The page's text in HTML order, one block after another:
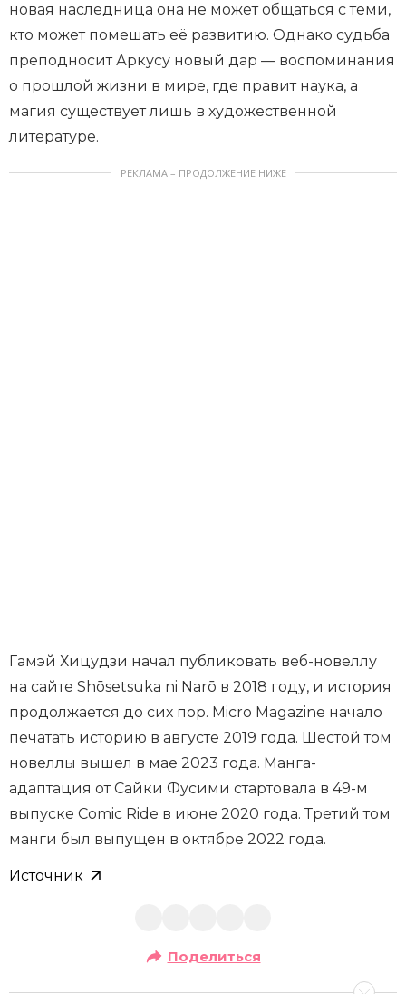
новая наследница она не может общаться с теми,
кто может помешать её развитию. Однако судьба
преподносит Аркусу новый дар — воспоминания
о прошлой жизни в мире, где правит наука, а
магия существует лишь в художественной
литературе.
РЕКЛАМА – ПРОДОЛЖЕНИЕ НИЖЕ
Гамэй Хицудзи начал публиковать веб-новеллу
на сайте Shōsetsuka ni Narō в 2018 году, и история
продолжается до сих пор. Micro Magazine начало
печатать историю в августе 2019 года. Шестой том
новеллы вышел в мае 2023 года. Манга-
адаптация от Сайки Фусими стартовала в 49-м
выпуске Comic Ride в июне 2020 года. Третий том
манги был выпущен в октябре 2022 года.
Источник
Поделиться